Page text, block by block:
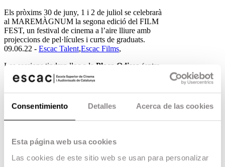
Consentimiento Detalles Acerca de las cookies
Esta página web usa cookies
Las cookies de este sitio web se usan para personalizar
Els pròxims 30 de juny, 1 i 2 de juliol se celebrarà
al MAREMÀGNUM la segona edició del FILM
FEST, un festival de cinema a l’aire lliure amb
projeccions de pel·lícules i curts de graduats.
09.06.22 - Escac Talent,Escac Films,
Les sessions tindran lloc a la Plaça Odisea (entre
Maremagnum i l’Aquarium) i estaran formades
per un curtmetratge d´un director novell de l
´escola i d’una pel·lícula de cinema espanyol.
Comptarem amb la presència i presentació dels
directors de les dues projeccions i hi haurà
foodtrucks perquè no et falti res.
Les projeccions començaran a les 21:00h.
Dijous 30
LA VOLUNTARIA, de Nely Reguera